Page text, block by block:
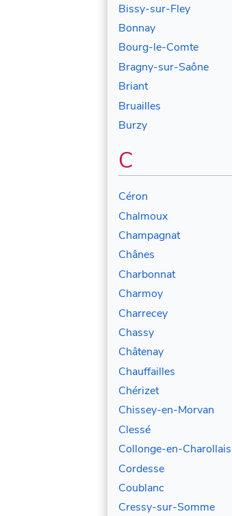
Bissy-sur-Fley
Bonnay
Bourg-le-Comte
Bragny-sur-Saône
Briant
Bruailles
Burzy
C
Céron
Chalmoux
Champagnat
Chânes
Charbonnat
Charmoy
Charrecey
Chassy
Châtenay
Chauffailles
Chérizet
Chissey-en-Morvan
Clessé
Collonge-en-Charollais
Cordesse
Coublanc
Cressy-sur-Somme